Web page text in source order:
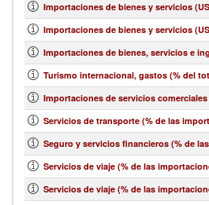
Importaciones de bienes y servicios
Importaciones de bienes y servicios
Importaciones de bienes, servicios e
Turismo internacional, gastos (% del
Importaciones de servicios
Servicios de transporte (% de las
Seguro y servicios financieros (% de
Servicios de viaje (% de las
Servicios de viaje (% de las